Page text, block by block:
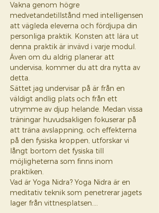
Vakna genom högre
medvetandetillstånd med intelligensen
att vägleda eleverna och fördjupa din
personliga praktik. Konsten att lära ut
denna praktik är invävd i varje modul.
Även om du aldrig planerar att
undervisa, kommer du att dra nytta av
detta.
Sättet jag undervisar på är från en
väldigt andlig plats och från ett
utrymme av djup helande. Medan vissa
träningar huvudsakligen fokuserar på
att träna avslappning, och effekterna
på den fysiska kroppen, utforskar vi
långt bortom det fysiska till
möjligheterna som finns inom
praktiken.
Vad är Yoga Nidra? Yoga Nidra är en
meditativ teknik som penetrerar jagets
lager från vittnesplatsen.…